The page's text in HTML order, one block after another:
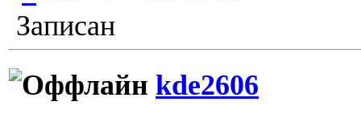
Записан
kde2606